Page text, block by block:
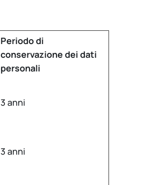
Periodo di
conservazione dei dati
personali
3 anni
3 anni